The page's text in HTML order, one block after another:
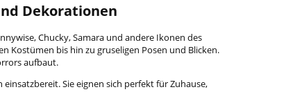
Dekorationen
Chucky, Samara und andere Ikonen des
Kostümen bis hin zu gruseligen Posen und Blicken.
aufbaut.
Sie eignen sich perfekt für Zuhause,